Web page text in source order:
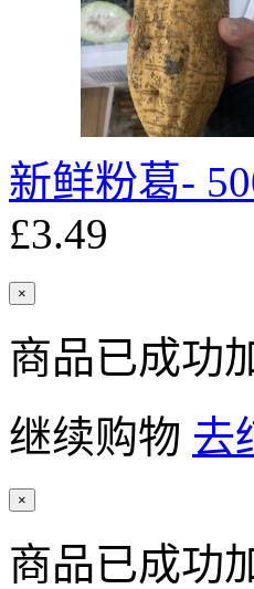
新鲜粉葛-
£3.49
×
商品已成功
继续购物 去
×
商品已成功